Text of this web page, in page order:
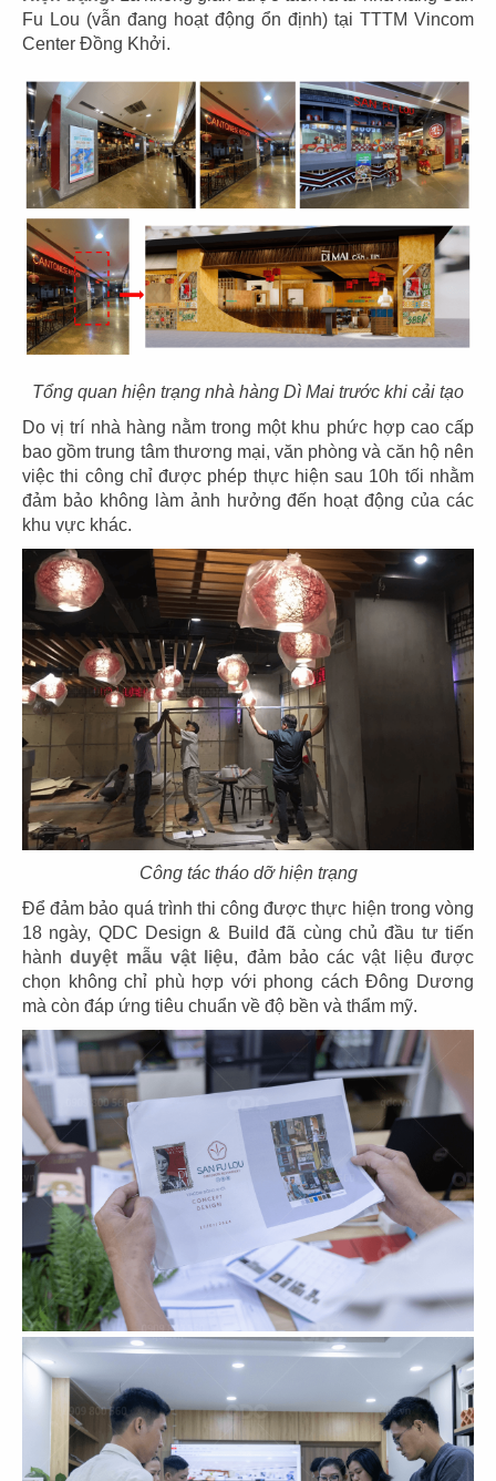
Fu Lou (vẫn đang hoạt động ổn định) tại TTTM Vincom
Center Đồng Khởi.
Tổng quan hiện trạng nhà hàng Dì Mai trước khi cải tạo
Do vị trí nhà hàng nằm trong một khu phức hợp cao cấp
bao gồm trung tâm thương mại, văn phòng và căn hộ nên
việc thi công chỉ được phép thực hiện sau 10h tối nhằm
đảm bảo không làm ảnh hưởng đến hoạt động của các
khu vực khác.
Công tác tháo dỡ hiện trạng
Để đảm bảo quá trình thi công được thực hiện trong vòng
18 ngày, QDC Design & Build đã cùng chủ đầu tư tiến
hànhduyệt mẫu vật liệu, đảm bảo các vật liệu được
chọn không chỉ phù hợp với phong cách Đông Dương
mà còn đáp ứng tiêu chuẩn về độ bền và thẩm mỹ.
35
EL GAUCHO
CN Thiso Mall
36
EL GAUCHO
CN Hội An
EL GAUCHO
CN Hà Nội
EL GAUCHO
CN Trần Hưng Đạo
39
EL GAUCHO
CN Vũng Tàu
40
BOTEJYU
CN Vincom Quang Trung
41
BOTEJYU
CN Vincom Đồng Khởi, Quận 1
42
BOTEJYU
CN Crescent Mall - Q.7
43
THE COFFEE HOUSE
CN Vạn Hạnh Mall
44
THE COFFEE HOUSE
CN Nha Trang
45
THE COFFEE HOUSE
CN Nguyễn Tri Phương
46
THE COFFEE HOUSE
CN Võ Văn Tần
47 48